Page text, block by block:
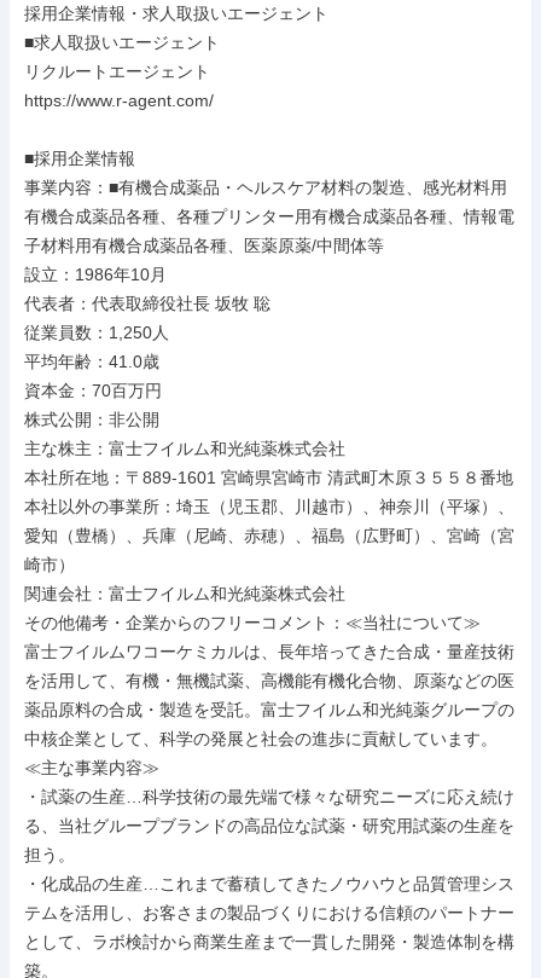
採用企業情報・求人取扱いエージェント
■求人取扱いエージェント
リクルートエージェント
https://www.r-agent.com/
■採用企業情報
事業内容：■有機合成薬品・ヘルスケア材料の製造、感光材料用
有機合成薬品各種、各種プリンター用有機合成薬品各種、情報電
子材料用有機合成薬品各種、医薬原薬/中間体等
設立：1986年10月
代表者：代表取締役社長 坂牧 聡
従業員数：1,250人
平均年齢：41.0歳
資本金：70百万円
株式公開：非公開
主な株主：富士フイルム和光純薬株式会社
本社所在地：〒889-1601 宮崎県宮崎市 清武町木原３５５８番地
本社以外の事業所：埼玉（児玉郡、川越市）、神奈川（平塚）、
愛知（豊橋）、兵庫（尼崎、赤穂）、福島（広野町）、宮崎（宮
崎市）
関連会社：富士フイルム和光純薬株式会社
その他備考・企業からのフリーコメント：≪当社について≫
富士フイルムワコーケミカルは、長年培ってきた合成・量産技術
を活用して、有機・無機試薬、高機能有機化合物、原薬などの医
薬品原料の合成・製造を受託。富士フイルム和光純薬グループの
中核企業として、科学の発展と社会の進歩に貢献しています。
≪主な事業内容≫
・試薬の生産…科学技術の最先端で様々な研究ニーズに応え続け
る、当社グループブランドの高品位な試薬・研究用試薬の生産を
担う。
・化成品の生産…これまで蓄積してきたノウハウと品質管理シス
テムを活用し、お客さまの製品づくりにおける信頼のパートナー
として、ラボ検討から商業生産まで一貫した開発・製造体制を構
築。